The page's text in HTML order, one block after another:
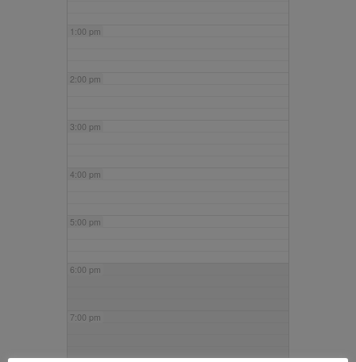
1:00 pm
2:00 pm
3:00 pm
4:00 pm
5:00 pm
6:00 pm
7:00 pm